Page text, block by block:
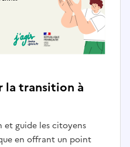
la transition à
et guide les citoyens
en offrant un point